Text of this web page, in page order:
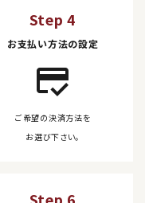
Step 4
お支払い方法の設定
credit_score
ご希望の決済方法を
お選び下さい。